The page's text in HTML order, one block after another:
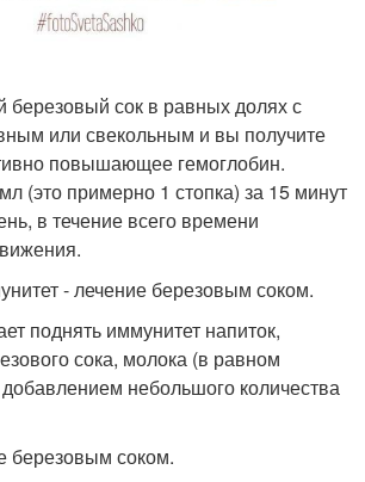
сок в равных долях с
или свекольным и вы получите
повышающее гемоглобин.
(это примерно 1 стопка) за 15 минут
в течение всего времени
- лечение березовым соком.
поднять иммунитет напиток,
сока, молока (в равном
небольшого количества
березовым соком.